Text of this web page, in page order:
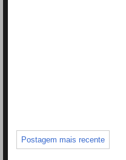
Postagem mais recente